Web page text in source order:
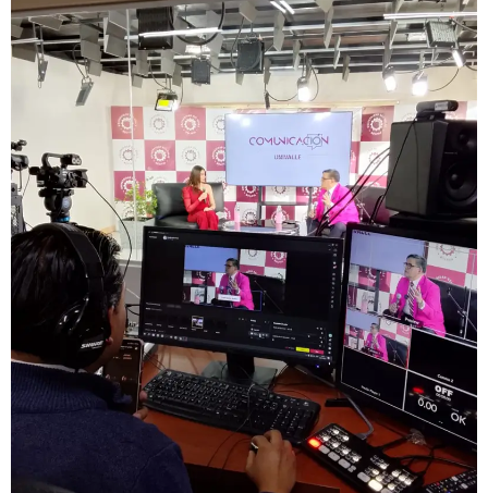
MÚSICA
ENTRETENIMIENTO
RADIO SPLENDID
CONTACTO